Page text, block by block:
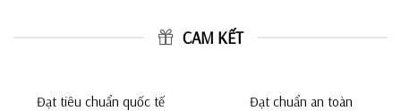
CAM KẾT
Đạt tiêu chuẩn quốc tế Đạt chuẩn an toàn